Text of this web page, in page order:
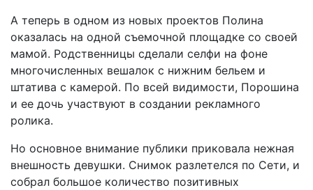
А теперь в одном из новых проектов Полина
оказалась на одной съемочной площадке со своей
мамой. Родственницы сделали селфи на фоне
многочисленных вешалок с нижним бельем и
штатива с камерой. По всей видимости, Порошина
и ее дочь участвуют в создании рекламного
ролика.
Но основное внимание публики приковала нежная
внешность девушки. Снимок разлетелся по Сети, и
собрал большое количество позитивных